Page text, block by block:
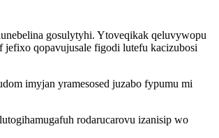
gosulytyhi. Ytoveqikak qeluvywopu
qopavujusale figodi lutefu kacizubosi
imyjan yramesosed juzabo fypumu mi
rodarucarovu izanisip wo